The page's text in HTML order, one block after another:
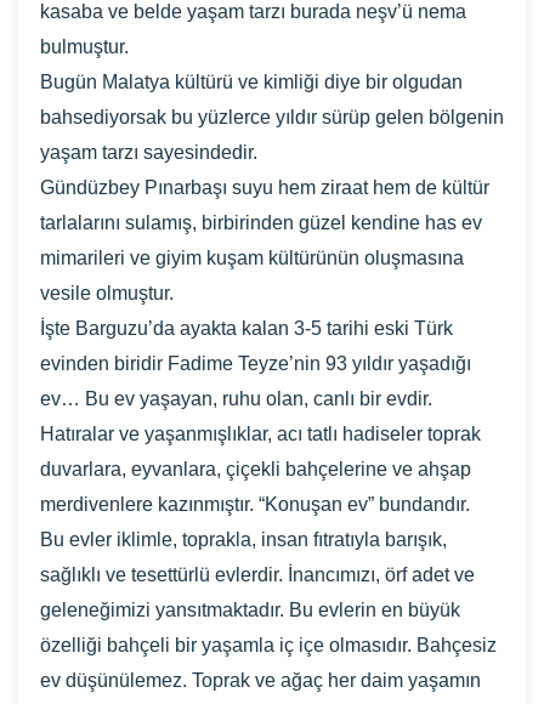
kasaba ve belde yaşam tarzı burada neşv’ü nema
bulmuştur.
Bugün Malatya kültürü ve kimliği diye bir olgudan
bahsediyorsak bu yüzlerce yıldır sürüp gelen bölgenin
yaşam tarzı sayesindedir.
Gündüzbey Pınarbaşı suyu hem ziraat hem de kültür
tarlalarını sulamış, birbirinden güzel kendine has ev
mimarileri ve giyim kuşam kültürünün oluşmasına
vesile olmuştur.
İşte Barguzu’da ayakta kalan 3-5 tarihi eski Türk
evinden biridir Fadime Teyze’nin 93 yıldır yaşadığı
ev… Bu ev yaşayan, ruhu olan, canlı bir evdir.
Hatıralar ve yaşanmışlıklar, acı tatlı hadiseler toprak
duvarlara, eyvanlara, çiçekli bahçelerine ve ahşap
merdivenlere kazınmıştır. “Konuşan ev” bundandır.
Bu evler iklimle, toprakla, insan fıtratıyla barışık,
sağlıklı ve tesettürlü evlerdir. İnancımızı, örf adet ve
geleneğimizi yansıtmaktadır. Bu evlerin en büyük
özelliği bahçeli bir yaşamla iç içe olmasıdır. Bahçesiz
ev düşünülemez. Toprak ve ağaç her daim yaşamın